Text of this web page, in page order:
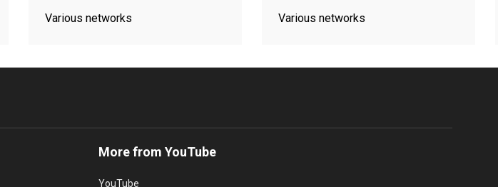
Various networks Various networks
More from YouTube
YouTube